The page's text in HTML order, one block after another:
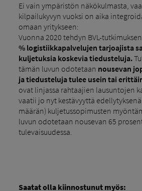
Ei vain ympäristön näkökulmasta,
kilpailukyvyn vuoksi on aika
omaan yritykseen:
Vuonna 2020 tehdyn BVL-
% logistiikkapalvelujen tarjoajista
kuljetuksia koskevia tiedusteluja.
tämän luvun odotetaan nousevan
ja tiedusteluja tulee usein tai
ovat linjassa rahtaajien lausuntojen
vaatii jo nyt kestävyyttä
määrän) kuljetussopimusten
luvun odotetaan nousevan 65
tulevaisuudessa.
Saatat olla kiinnostunut myös: